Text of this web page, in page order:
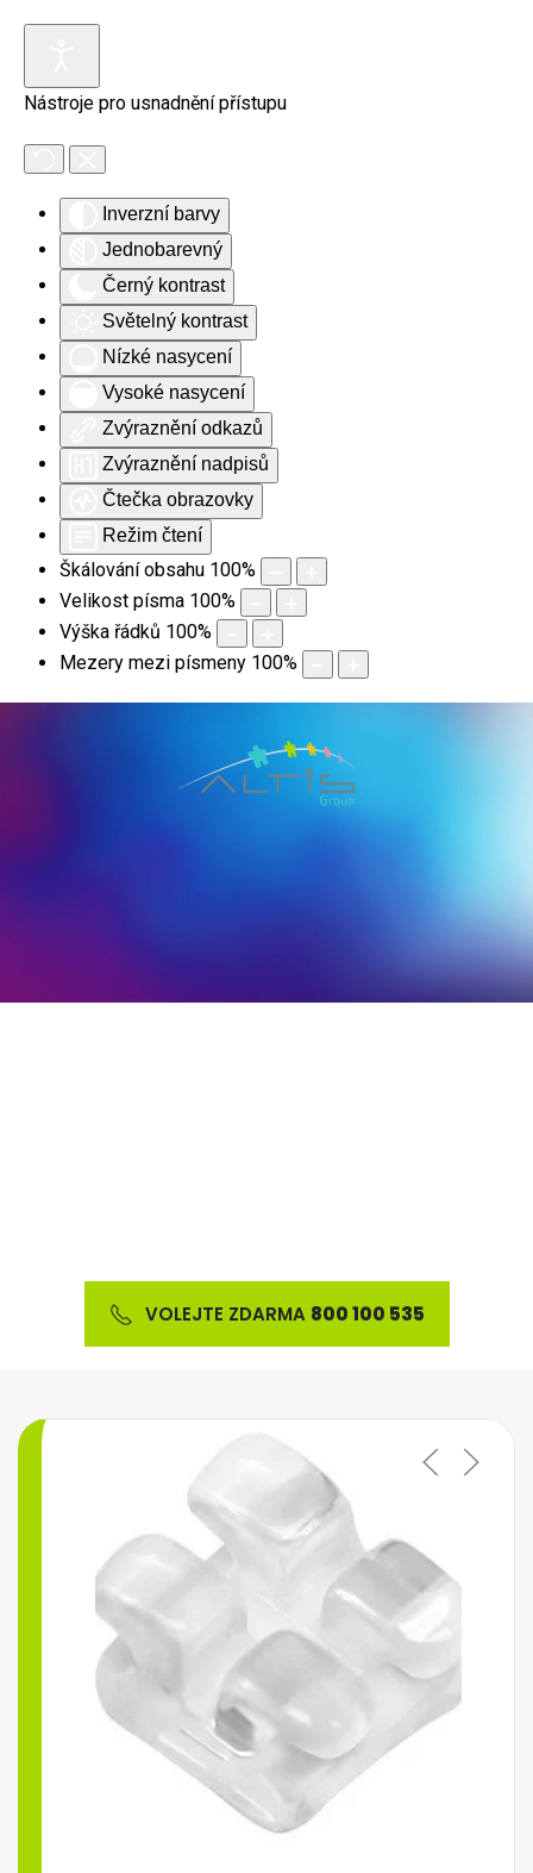
Nástroje pro usnadnění přístupu
Inverzní barvy
Jednobarevný
Černý kontrast
Světelný kontrast
Nízké nasycení
Vysoké nasycení
Zvýraznění odkazů
Zvýraznění nadpisů
Čtečka obrazovky
Režim čtení
Škálování obsahu 100%
Velikost písma 100%
Výška řádků 100%
Mezery mezi písmeny 100%
VOLEJTE ZDARMA 800 100 535